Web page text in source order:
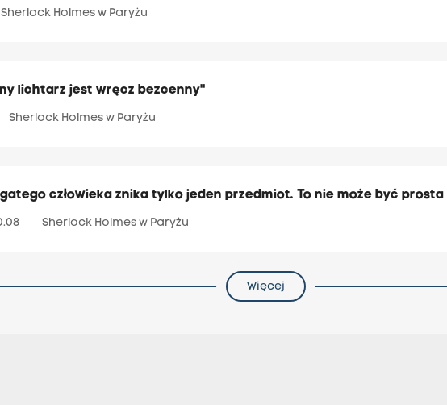
Sherlock Holmes w Paryżu
lichtarz jest wręcz bezcenny"
Sherlock Holmes w Paryżu
człowieka znika tylko jeden przedmiot. To nie może być
Sherlock Holmes w Paryżu
Więcej